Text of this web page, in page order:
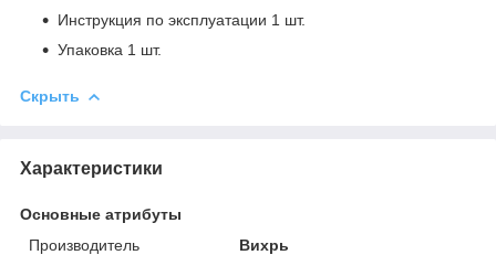
Инструкция по эксплуатации 1 шт.
Упаковка 1 шт.
Скрыть
Характеристики
Основные атрибуты
Производитель
Вихрь